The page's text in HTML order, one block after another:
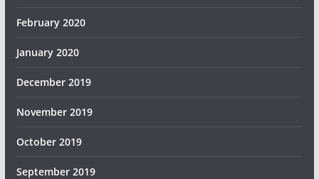
February 2020
January 2020
December 2019
November 2019
October 2019
September 2019